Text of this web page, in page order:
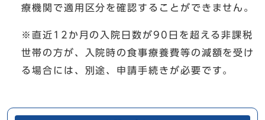
療機関で適用区分を確認することができません。
※直近12か月の入院日数が90日を超える非課税
世帯の方が、入院時の食事療養費等の減額を受け
る場合には、別途、申請手続きが必要です。